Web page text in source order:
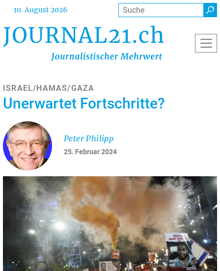
Direkt
Inhalt
10. August 2026 Suche
ISRAEL/HAMAS/GAZA
Unerwartet Fortschritte?
25. Februar 2024
Peter Philipp